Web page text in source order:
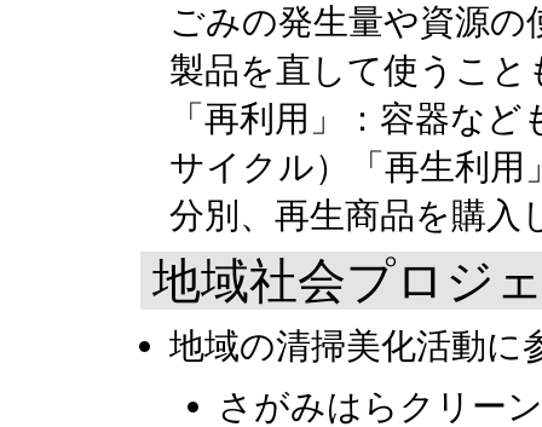
ごみの発生量や資源
製品を直して使うこ
「再利用」：容器な
サイクル）「再生利
分別、再生商品を購入
地域社会プロジ
地域の清掃美化活動に
さがみはらクリー